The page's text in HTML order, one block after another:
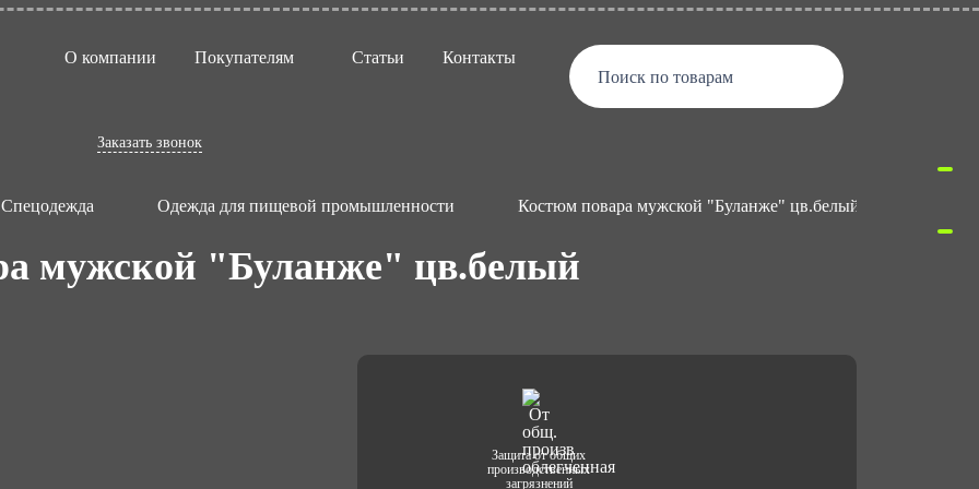
О компании Покупателям Статьи Контакты
Заказать звонок
Поиск по товарам
Спецодежда Одежда для пищевой промышленности Костюм повара мужской "Буланже" цв.белый
мужской "Буланже" цв.белый
Защита от общих
производственных
загрязнений